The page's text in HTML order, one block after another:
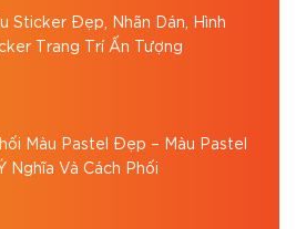
Sticker Đẹp, Nhãn Dán, Hình
Trang Trí Ấn Tượng
Màu Pastel Đẹp – Màu Pastel
Nghĩa Và Cách Phối